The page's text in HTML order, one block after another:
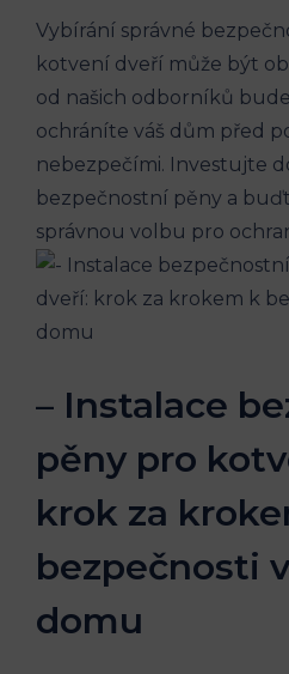
Vybírání správné
kotvení dveří může být
od našich odborníků
ochráníte váš dům před
nebezpečími. Investujte
bezpečnostní pěny a
správnou volbu pro
– Instalace
pěny pro
krok za
bezpečnosti
domu